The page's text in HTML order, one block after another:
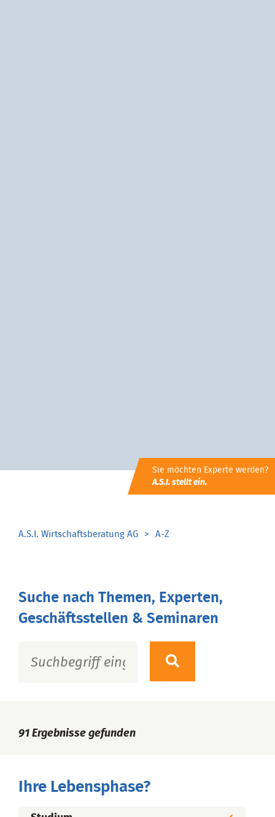
Sie möchten Experte werden?
A.S.I. stellt ein.
A.S.I. Wirtschaftsberatung AG A-Z
Suche nach Themen, Experten,
Geschäftsstellen & Seminaren
91 Ergebnisse gefunden
Ihre Lebensphase?